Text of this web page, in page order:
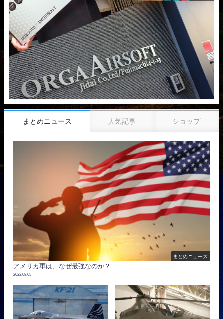
まとめニュース 人気記事 ショップ
まとめニュース
アメリカ軍は、なぜ最強なのか？
2022.08.05